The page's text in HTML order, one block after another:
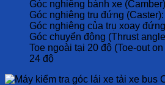
Góc nghiêng bánh xe
Góc nghiêng trụ đứng
Góc nghiêng của trụ xoay
Góc chuyển động (Thrust
Toe ngoài tại 20 độ (Toe-out
24 độ